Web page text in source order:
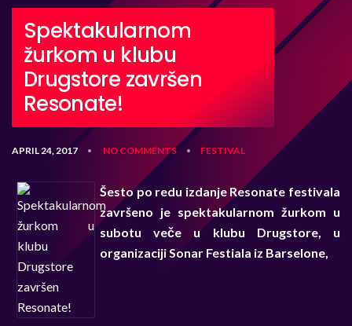
Spektakularnom
žurkom u klubu
Drugstore završen
Resonate!
APRIL 24, 2017 • NO COMMENTS • FESTIVAL
Šesto po redu izdanje Resonate festivala
završeno je spektakularnom žurkom u
subotu veče u klubu Drugstore, u
organizaciji Sonar Festiala iz Barselone,